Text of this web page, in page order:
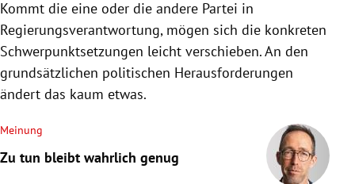
Kommt die eine oder die andere Partei in
Regierungsverantwortung, mögen sich die konkreten
Schwerpunktsetzungen leicht verschieben. An den
grundsätzlichen politischen Herausforderungen
ändert das kaum etwas.
Meinung
Zu tun bleibt wahrlich genug